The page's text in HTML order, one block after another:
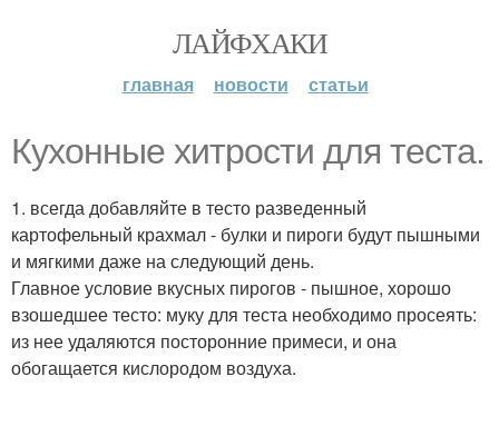
ЛАЙФХАКИ
главная новости статьи
Кухонные хитрости для теста.
1. всегда добавляйте в тесто разведенный
картофельный крахмал - булки и пироги будут пышными
и мягкими даже на следующий день.
Главное условие вкусных пирогов - пышное, хорошо
взошедшее тесто: муку для теста необходимо просеять:
из нее удаляются посторонние примеси, и она
обогащается кислородом воздуха.